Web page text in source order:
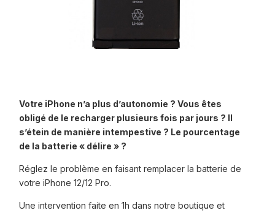
Votre iPhone n’a plus d’autonomie ? Vous êtes
obligé de le recharger plusieurs fois par jours ? Il
s’étein de manière intempestive ? Le pourcentage
de la batterie « délire » ?
Réglez le problème en faisant remplacer la batterie de
votre iPhone 12/12 Pro.
Une intervention faite en 1h dans notre boutique et